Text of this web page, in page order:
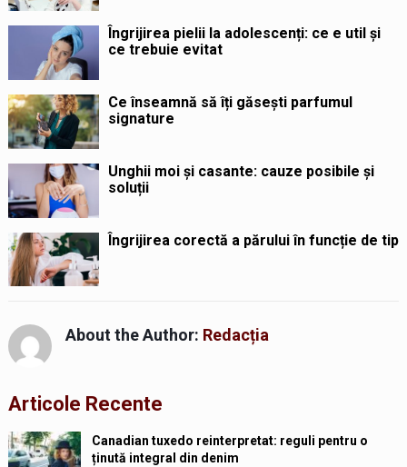
Îngrijirea pielii la adolescenți: ce e util și
ce trebuie evitat
Ce înseamnă să îți găsești parfumul
signature
Unghii moi și casante: cauze posibile și
soluții
Îngrijirea corectă a părului în funcție de tip
About the Author: Redacția
Articole Recente
Canadian tuxedo reinterpretat: reguli pentru o
ținută integral din denim